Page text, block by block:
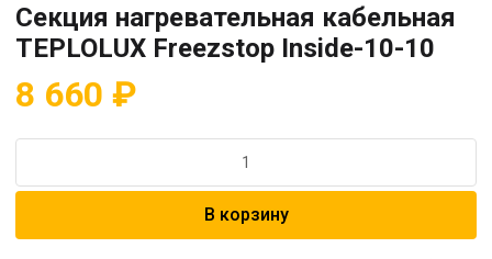
Секция нагревательная кабельная
TEPLOLUX Freezstop Inside-10-10
8 660 ₽
Секция
В корзину